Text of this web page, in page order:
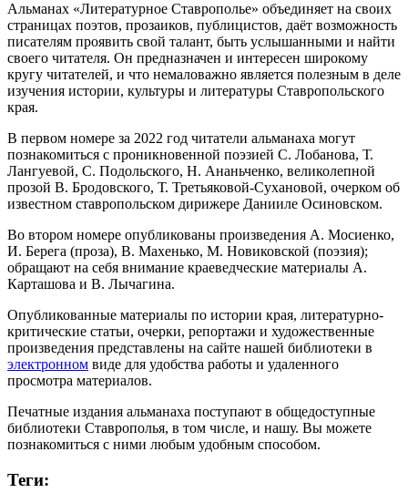
Альманах «Литературное Ставрополье» объединяет на своих
страницах поэтов, прозаиков, публицистов, даёт возможность
писателям проявить свой талант, быть услышанными и найти
своего читателя. Он предназначен и интересен широкому
кругу читателей, и что немаловажно является полезным в деле
изучения истории, культуры и литературы Ставропольского
края.
В первом номере за 2022 год читатели альманаха могут
познакомиться с проникновенной поэзией С. Лобанова, Т.
Лангуевой, С. Подольского, Н. Ананьченко, великолепной
прозой В. Бродовского, Т. Третьяковой-Сухановой, очерком об
известном ставропольском дирижере Данииле Осиновском.
Во втором номере опубликованы произведения А. Мосиенко,
И. Берега (проза), В. Махенько, М. Новиковской (поэзия);
обращают на себя внимание краеведческие материалы А.
Карташова и В. Лычагина.
Опубликованные материалы по истории края, литературно-
критические статьи, очерки, репортажи и художественные
произведения представлены на сайте нашей библиотеки в
электронном виде для удобства работы и удаленного
просмотра материалов.
Печатные издания альманаха поступают в общедоступные
библиотеки Ставрополья, в том числе, и нашу. Вы можете
познакомиться с ними любым удобным способом.
Теги: